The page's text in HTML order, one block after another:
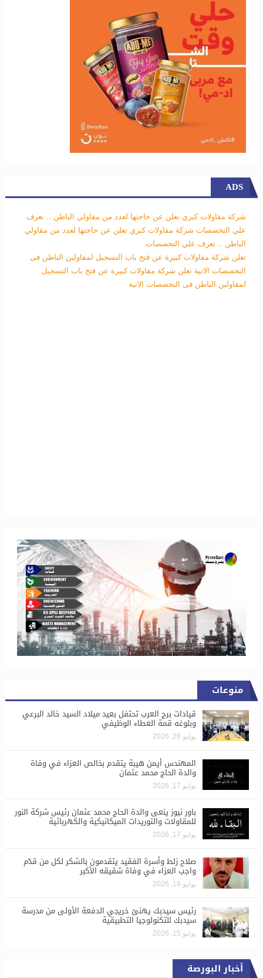
ADS
شركة مقاولات كبري تعلن عن حاجتها لعدد من مقاولي الباطن .. تعرف
علي التخصصات شركة مقاولات كبري تعلن عن حاجتها لعدد من مقاولي
الباطن .. تعرف علي التخصصات
تعلن شركة مقاولات كبيرة عن فتح باب التسجيل لمقاولين الباطن فى
التخصصات الاتية تعلن شركة مقاولات كبيرة عن فتح باب التسجيل
لمقاولين الباطن فى التخصصات الاتية
منوعات
قيادات برج العرب تحتفل بعيد ميلاد السيد خالد البرعي
وبلوغه قمة العطاء الوظيفي
يوليو 28, 2026
المهندس أيمن هيبة يتقدم بخالص العزاء في وفاة
والدة الحاج محمد عثمان
يوليو 17, 2026
باور نيوز ينعى والدة الحاج محمد عثمان رئيس شركة النور
للمقاولات والتوريدات الميكانيكية والكهربائية
يوليو 17, 2026
صلاح زلط وأسرة الفقيد يتقدمون بالشكر لكل من قدّم
واجب العزاء في وفاة شقيقه الأكبر
يوليو 16, 2026
رئيس سيدبك يهنئ خريجي الدفعة الأولى من مدرسة
سيدبك للتكنولوجيا التطبيقية
يوليو 15, 2026
أخبار البورصة